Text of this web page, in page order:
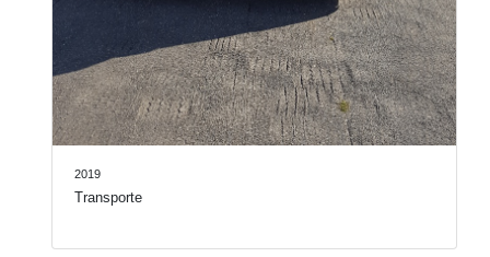
2019
Transporte